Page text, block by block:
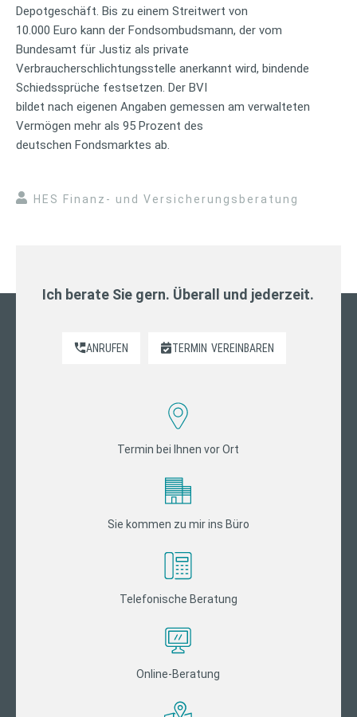
Depotgeschäft. Bis zu einem Streitwert von
10.000 Euro kann der Fondsombudsmann, der vom
Bundesamt für Justiz als private
Verbraucherschlichtungsstelle anerkannt wird, bindende
Schiedssprüche festsetzen. Der BVI
bildet nach eigenen Angaben gemessen am verwalteten
Vermögen mehr als 95 Prozent des
deutschen Fondsmarktes ab.
HES Finanz- und Versicherungsberatung
Ich berate Sie gern. Überall und jederzeit.
ANRUFEN TERMIN VEREINBAREN
Termin bei Ihnen vor Ort
Sie kommen zu mir ins Büro
Telefonische Beratung
Online-Beratung